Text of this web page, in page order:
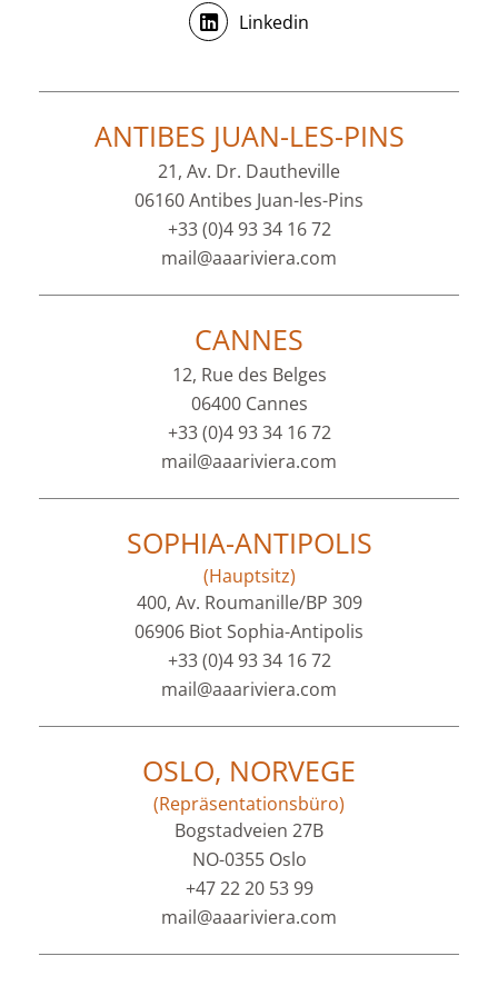
Linkedin
ANTIBES JUAN-LES-PINS
21, Av. Dr. Dautheville
06160 Antibes Juan-les-Pins
+33 (0)4 93 34 16 72
mail@aaariviera.com
CANNES
12, Rue des Belges
06400 Cannes
+33 (0)4 93 34 16 72
mail@aaariviera.com
SOPHIA-ANTIPOLIS
(Hauptsitz)
400, Av. Roumanille/BP 309
06906 Biot Sophia-Antipolis
+33 (0)4 93 34 16 72
mail@aaariviera.com
OSLO, NORVEGE
(Repräsentationsbüro)
Bogstadveien 27B
NO-0355 Oslo
+47 22 20 53 99
mail@aaariviera.com